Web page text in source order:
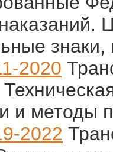
2020
и методы
2022